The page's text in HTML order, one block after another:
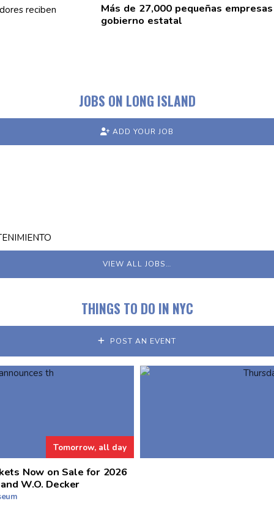
Más de 27,000 pequeñas
gobierno estatal
JOBS ON LONG ISLAND
ADD YOUR JOB
VIEW ALL JOBS…
THINGS TO DO IN NYC
POST AN EVENT
Tomorrow, all day
Now on Sale for 2026
W.O. Decker